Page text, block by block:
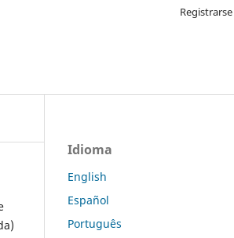
Registrarse
Idioma
English
Español
Português